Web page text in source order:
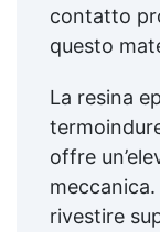
contatto
questo
La resina
offre
rivestire